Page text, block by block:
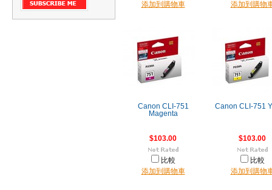
添加到購物車
添加到購物
Canon CLI-751
Magenta
$103.00
比較
添加到購物車
Canon CLI-751
$103.00
比較
添加到購物